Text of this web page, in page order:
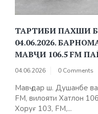
ТАРТИБИ ПАХШИ
04.06.2026.
МАВҶИ 106.5 FM
04.06.2026 0 Comments
Мавҷ дар ш. Душанбе
FM, вилояти Хатлон
Хоруғ 103, FM,...